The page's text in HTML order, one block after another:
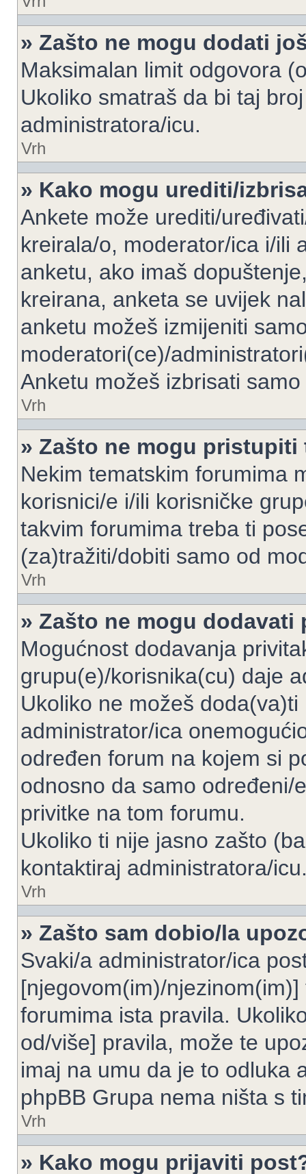
» Zašto ne mogu dodati
Maksimalan limit odgovora
Ukoliko smatraš da bi taj
administratora/icu.
Vrh
» Kako mogu urediti/
Ankete može urediti/
kreirala/o, moderator/ica i/ili
anketu, ako imaš
kreirana, anketa se uvijek
anketu možeš izmijeniti
moderatori(ce)/
Anketu možeš izbrisati
Vrh
» Zašto ne mogu
Nekim tematskim forumima
korisnici/e i/ili korisničke
takvim forumima treba ti
(za)tražiti/dobiti samo od
Vrh
» Zašto ne mogu dodavati
Mogućnost dodavanja
grupu(e)/korisnika(cu) daje
Ukoliko ne možeš
administrator/ica
određen forum na kojem si
odnosno da samo određeni/
privitke na tom forumu.
Ukoliko ti nije jasno zašto
kontaktiraj administratora/
Vrh
» Zašto sam dobio/la
Svaki/a administrator/ica
[njegovom(im)/
forumima ista pravila.
od/više] pravila, može te
imaj na umu da je to odluka
phpBB Grupa nema ništa s
Vrh
» Kako mogu prijaviti